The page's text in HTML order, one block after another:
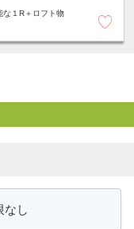
１R＋ロフト物